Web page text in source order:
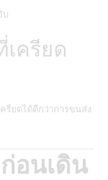
บ
เครียด
รียดได้ดีกว่าการขนส่ง
อนเดิน